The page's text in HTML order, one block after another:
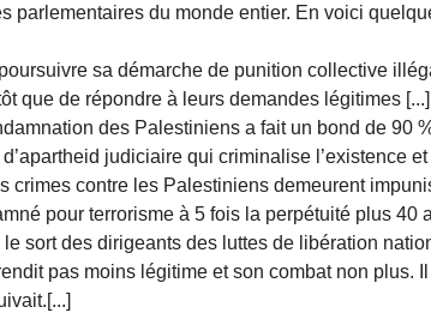
du monde entier. En voici
sa démarche de punition collective
que de répondre à leurs demandes légitimes [...]
des Palestiniens a fait un bond de 90
judiciaire qui criminalise l’existence
contre les Palestiniens demeurent
pour terrorisme à 5 fois la perpétuité plus 40
sort des dirigeants des luttes de libération
pas moins légitime et son combat non plus.